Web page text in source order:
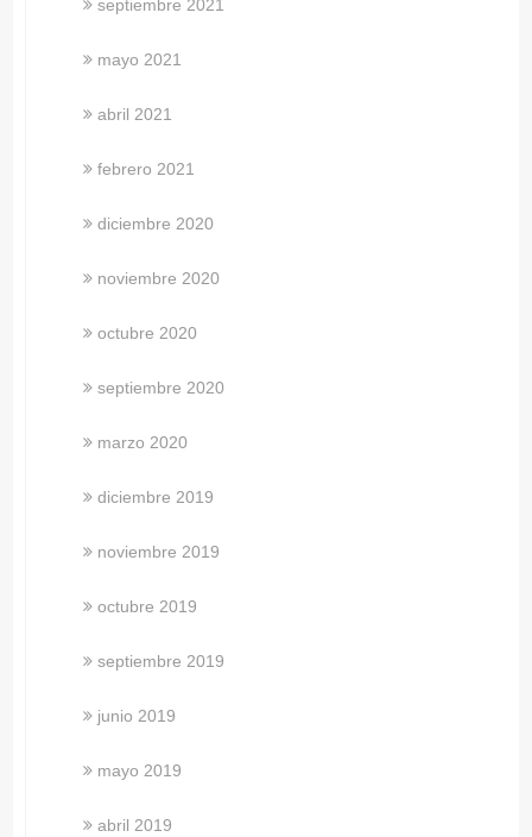
septiembre 2021
mayo 2021
abril 2021
febrero 2021
diciembre 2020
noviembre 2020
octubre 2020
septiembre 2020
marzo 2020
diciembre 2019
noviembre 2019
octubre 2019
septiembre 2019
junio 2019
mayo 2019
abril 2019